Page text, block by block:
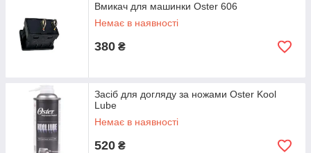
Вмикач для машинки Oster 606
Немає в наявності
380 ₴
Засіб для догляду за ножами Oster Kool
Lube
Немає в наявності
520 ₴